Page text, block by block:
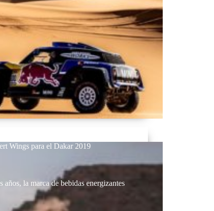
Wings para el Dakar 2019
la marca de bebidas energizantes